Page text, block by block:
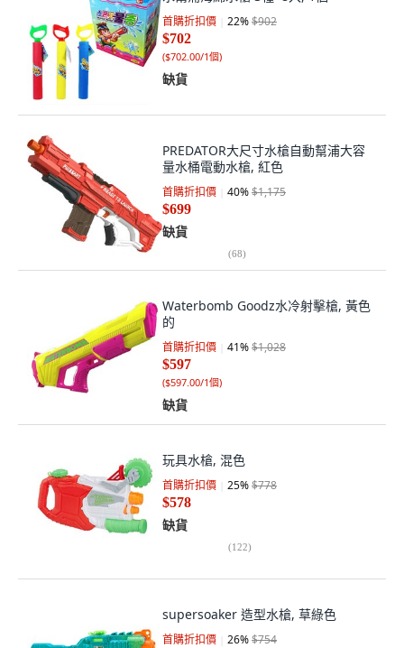
首購折扣價 22%$902
$702
($702.00/1個)
缺貨
PREDATOR大尺寸水槍自動幫浦大容
量水桶電動水槍, 紅色
首購折扣價 40%$1,175
$699
缺貨
(68)
Waterbomb Goodz水冷射擊槍, 黃色
的
首購折扣價 41%$1,028
$597
($597.00/1個)
缺貨
玩具水槍, 混色
首購折扣價 25%$778
$578
缺貨
(122)
supersoaker 造型水槍, 草綠色
首購折扣價 26%$754